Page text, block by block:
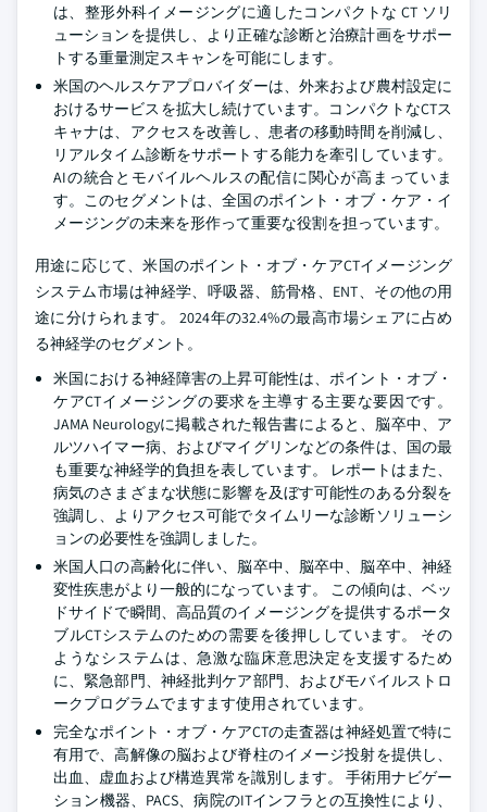
は、整形外科イメージングに適したコンパクトな CT ソリ
ューションを提供し、より正確な診断と治療計画をサポー
トする重量測定スキャンを可能にします。
米国のヘルスケアプロバイダーは、外来および農村設定に
おけるサービスを拡大し続けています。コンパクトなCTス
キャナは、アクセスを改善し、患者の移動時間を削減し、
リアルタイム診断をサポートする能力を牽引しています。
AIの統合とモバイルヘルスの配信に関心が高まっていま
す。このセグメントは、全国のポイント・オブ・ケア・イ
メージングの未来を形作って重要な役割を担っています。
用途に応じて、米国のポイント・オブ・ケアCTイメージング
システム市場は神経学、呼吸器、筋骨格、ENT、その他の用
途に分けられます。 2024年の32.4%の最高市場シェアに占め
る神経学のセグメント。
米国における神経障害の上昇可能性は、ポイント・オブ・
ケアCTイメージングの要求を主導する主要な要因です。
JAMA Neurologyに掲載された報告書によると、脳卒中、ア
ルツハイマー病、およびマイグリンなどの条件は、国の最
も重要な神経学的負担を表しています。 レポートはまた、
病気のさまざまな状態に影響を及ぼす可能性のある分裂を
強調し、よりアクセス可能でタイムリーな診断ソリューシ
ョンの必要性を強調しました。
米国人口の高齢化に伴い、脳卒中、脳卒中、脳卒中、神経
変性疾患がより一般的になっています。 この傾向は、ベッ
ドサイドで瞬間、高品質のイメージングを提供するポータ
ブルCTシステムのための需要を後押ししています。 その
ようなシステムは、急激な臨床意思決定を支援するため
に、緊急部門、神経批判ケア部門、およびモバイルストロ
ークプログラムでますます使用されています。
完全なポイント・オブ・ケアCTの走査器は神経処置で特に
有用で、高解像の脳および脊柱のイメージ投射を提供し、
出血、虚血および構造異常を識別します。 手術用ナビゲー
ション機器、PACS、病院のITインフラとの互換性により、